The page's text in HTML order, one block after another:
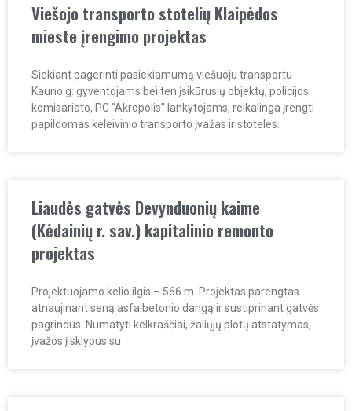
Viešojo transporto stotelių Klaipėdos
mieste įrengimo projektas
Siekiant pagerinti pasiekiamumą viešuoju transportu
Kauno g. gyventojams bei ten įsikūrusių objektų, policijos
komisariato, PC “Akropolis” lankytojams, reikalinga įrengti
papildomas keleivinio transporto įvažas ir stoteles.
Liaudės gatvės Devynduonių kaime
(Kėdainių r. sav.) kapitalinio remonto
projektas
Projektuojamo kelio ilgis – 566 m. Projektas parengtas
atnaujinant seną asfalbetonio dangą ir sustiprinant gatvės
pagrindus. Numatyti kelkraščiai, žaliųjų plotų atstatymas,
įvažos į sklypus su